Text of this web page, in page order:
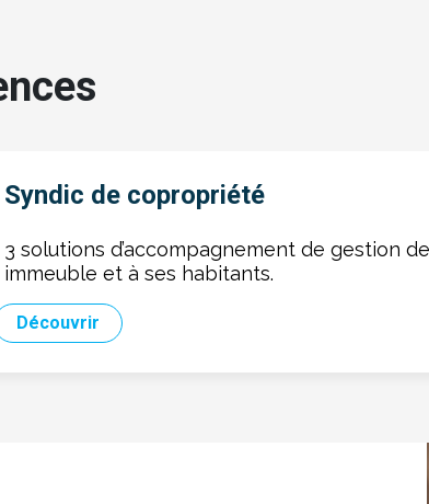
Syndic de copropriété
3 solutions d’accompagnement de gestion
immeuble et à ses habitants.
Découvrir